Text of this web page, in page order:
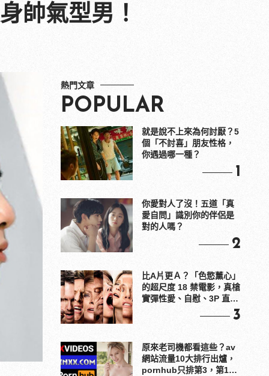
帥氣型男！
熱門文章
POPULAR
就是說不上來為何討厭？5
個「不討喜」朋友性格，
你遇過哪一種？
1
你愛對人了沒！五道「真
愛自問」識別你的伴侶是
對的人嗎？
2
比A片更Ａ？「色慾薰心」
的超尺度 18 禁電影，真槍
實彈性愛、自慰、3P 直接
3
原來老司機都看這些？av
網站流量10大排行出爐，
pornhub只排第3，第1名